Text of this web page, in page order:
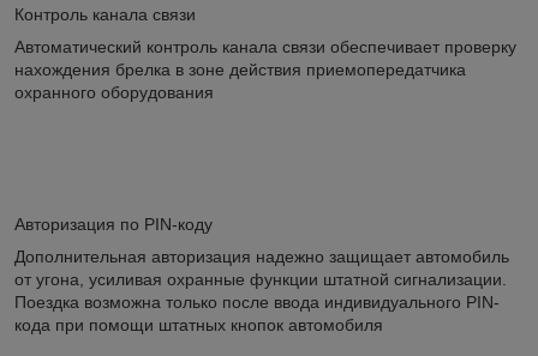
Контроль канала связи
Автоматический контроль канала связи обеспечивает проверку
нахождения брелка в зоне действия приемопередатчика
охранного оборудования
Авторизация по PIN-коду
Дополнительная авторизация надежно защищает автомобиль
от угона, усиливая охранные функции штатной сигнализации.
Поездка возможна только после ввода индивидуального PIN-
кода при помощи штатных кнопок автомобиля